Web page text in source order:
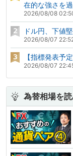
在的な強さを過
2026/08/08
ドル円、下値
2026/08/07
【指標発表
2026/08/07
為替相場を